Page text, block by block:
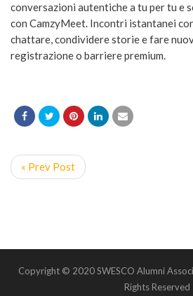
conversazioni autentiche a tu per tu e
con CamzyMeet. Incontri istantanei
chattare, condividere storie e fare
registrazione o barriere premium.
« Prev Post
Copyright © 2020 SWESCO Alumni
Rights Reserved